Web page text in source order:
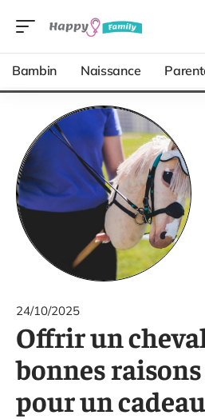
Bambin Naissance
24/10/2025
Offrir un
bonnes raisons
pour un